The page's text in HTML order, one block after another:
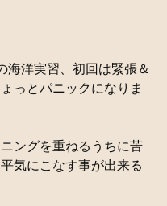
海洋実習、初回は緊張＆
っとパニックになりま
ングを重ねるうちに苦
気にこなす事が出来る